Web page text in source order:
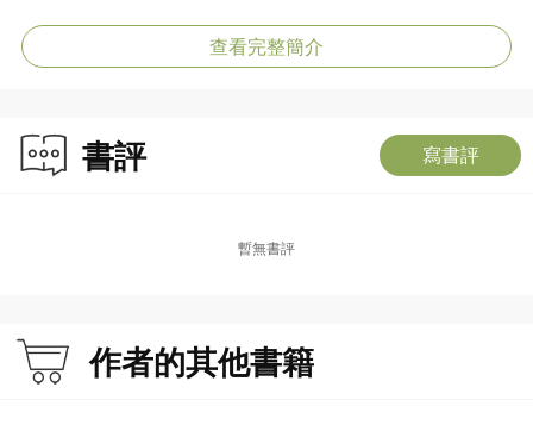
查看完整簡介
書評 寫書評
暫無書評
作者的其他書籍